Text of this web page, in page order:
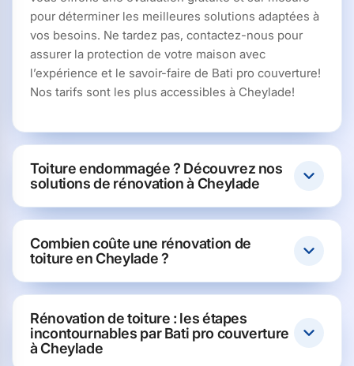
pour déterminer les meilleures solutions adaptées à
vos besoins. Ne tardez pas, contactez-nous pour
assurer la protection de votre maison avec
l’expérience et le savoir-faire de Bati pro couverture!
Nos tarifs sont les plus accessibles à Cheylade!
Toiture endommagée ? Découvrez nos
solutions de rénovation à Cheylade
Combien coûte une rénovation de
toiture en Cheylade ?
Rénovation de toiture : les étapes
incontournables par Bati pro couverture
à Cheylade